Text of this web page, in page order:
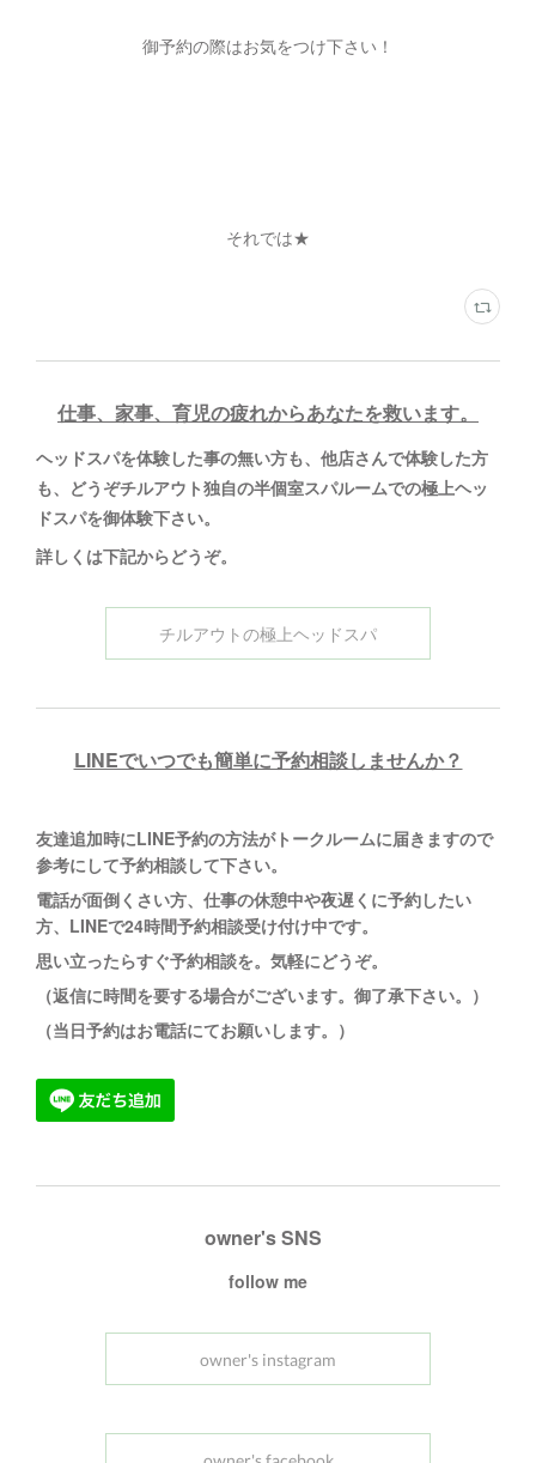
御予約の際はお気をつけ下さい！
それでは★
仕事、家事、育児の疲れからあなたを救います。
ヘッドスパを体験した事の無い方も、他店さんで体験した方
も、どうぞチルアウト独自の半個室スパルームでの極上ヘッ
ドスパを御体験下さい。
詳しくは下記からどうぞ。
チルアウトの極上ヘッドスパ
LINEでいつでも簡単に予約相談しませんか？
友達追加時にLINE予約の方法がトークルームに届きますので
参考にして予約相談して下さい。
電話が面倒くさい方、仕事の休憩中や夜遅くに予約したい
方、LINEで24時間予約相談受け付け中です。
思い立ったらすぐ予約相談を。 気軽にどうぞ。
（返信に時間を要する場合がございます。御了承下さい。）
（当日予約はお電話にてお願いします。）
owner's SNS
follow me
owner's instagram